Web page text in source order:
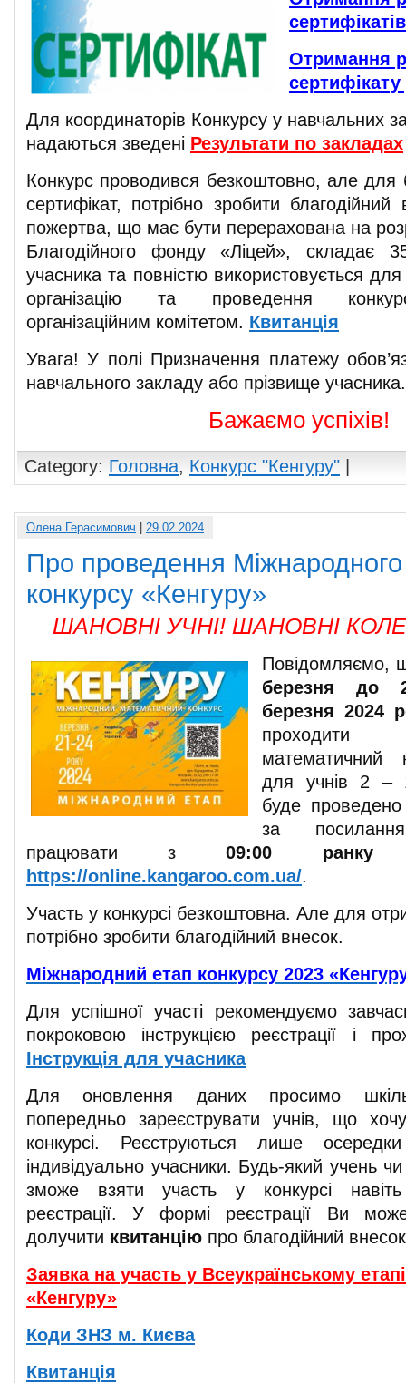
Отримання
Для координаторів Конкурсу у навчальних
надаються зведені Результати по закладах
Конкурс проводився безкоштовно, але
сертифікат, потрібно зробити
пожертва, що має бути перерахована на
Благодійного фонду «Ліцей», складає
учасника та повністю використовується
організацію та проведення
організаційним комітетом. Квитанція
Увага! У полі Призначення платежу
навчального закладу або прізвище учасника.
Бажаємо успіхів!
Category: Головна, Конкурс "Кенгуру" |
Олена Герасимович | 29.02.2024
Про проведення
конкурсу «Кенгуру»
ШАНОВНІ УЧНІ! ШАНОВНІ
Повідомляємо,
березня до
березня 2024
проходити
математичний
для учнів 2 –
буде
за
працювати з 09:00 ранку
https://online.kangaroo.com.ua/.
Участь у конкурсі безкоштовна. Але для
потрібно зробити благодійний внесок.
Міжнародний етап конкурсу 2023
Для успішної участі рекомендуємо
покроковою інструкцією реєстрації і
Інструкція для учасника
Для оновлення даних просимо
попередньо зареєструвати учнів, що
конкурсі. Реєструються лише
індивідуально учасники. Будь-який учень
зможе взяти участь у конкурсі
реєстрації. У формі реєстрації Ви
долучити квитанцію про благодійний
Заявка на участь у Всеукраїнському
«Кенгуру»
Коди ЗНЗ м. Києва
Квитанція